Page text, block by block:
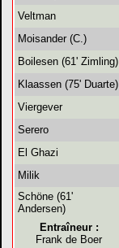
Veltman
Moisander (C.)
Boilesen (61' Zimling)
Klaassen (75' Duarte)
Viergever
Serero
El Ghazi
Milik
Schöne (61'
Andersen)
Entraîneur :
Frank de Boer